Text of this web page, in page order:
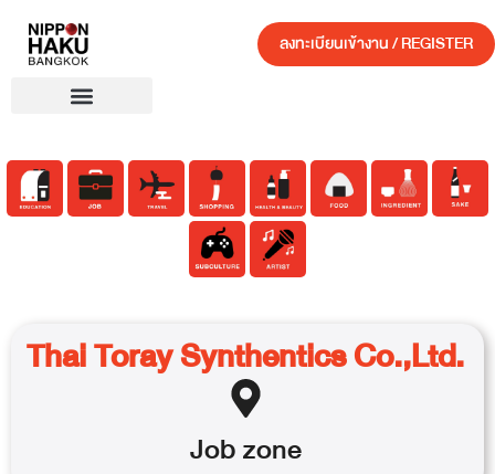
ลงทะเบียนเข้างาน / REGISTER
Thai Toray Synthentics Co.,Ltd.
Jobzone